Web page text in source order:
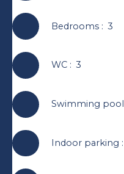
Bedrooms: 3
WC: 3
Swimming pool
Indoor parking :